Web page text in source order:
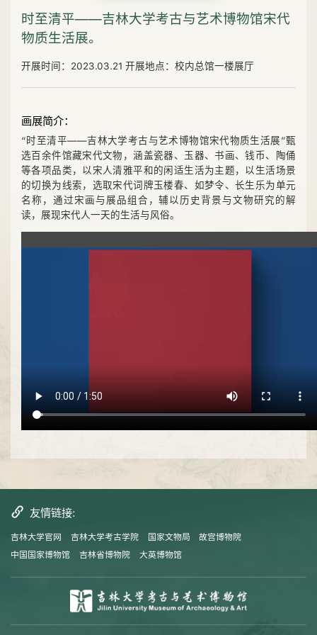
时至清平——吉林大学考古与艺术博物馆宋代
物质生活展。
开展时间：2023.03.21 开展地点：校内总馆一楼展厅
画展简介：
“时至清平——吉林大学考古与艺术博物馆宋代物质生活展”甄
选百余件馆藏宋代文物，涵盖瓷器、玉器、书画、钱币、陶俑
等各项品类，以宋人清雅平和的闲适生活为主题，以生活场景
的切换为线索，选取宋代词牌玉楼春、如梦令、长生乐为单元
名称，通过宋画与展品组合，辅以历史背景与文物研究的解
读，展现宋代人一天的生活与风俗。
友情链接:
吉林大学官网 吉林大学考古学院 国家文物局
故宫博物院
中国国家博物馆
吉林省博物院 大英博物馆